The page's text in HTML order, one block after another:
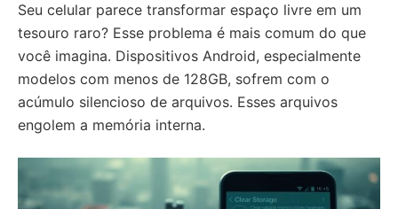
Seu celular parece transformar espaço livre em um
tesouro raro? Esse problema é mais comum do que
você imagina. Dispositivos Android, especialmente
modelos com menos de 128GB, sofrem com o
acúmulo silencioso de arquivos. Esses arquivos
engolem a memória interna.